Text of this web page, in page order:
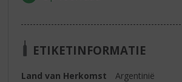
ETIKETINFORMATIE
Land van Herkomst
Argentinië